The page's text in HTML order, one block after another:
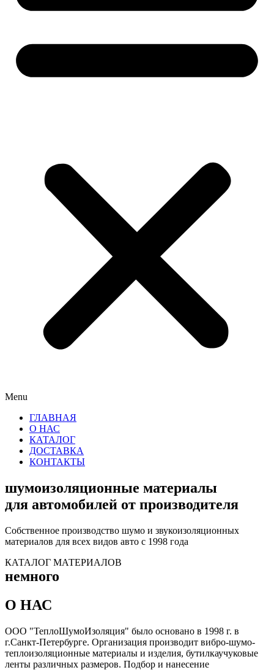
Menu
ГЛАВНАЯ
О НАС
КАТАЛОГ
ДОСТАВКА
КОНТАКТЫ
шумоизоляционные материалы
для автомобилей от производителя
Собственное производство шумо и звукоизоляционных
материалов для всех видов авто с 1998 года
КАТАЛОГ МАТЕРИАЛОВ
немного
О НАС
ООО "ТеплоШумоИзоляция" было основано в 1998 г. в
г.Санкт-Петербурге. Организация производит вибро-шумо-
теплоизоляционные материалы и изделия, бутилкаучуковые
ленты различных размеров. Подбор и нанесение